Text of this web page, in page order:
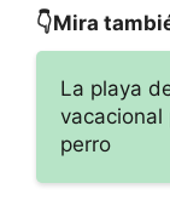
👇Mira
La playa
perro